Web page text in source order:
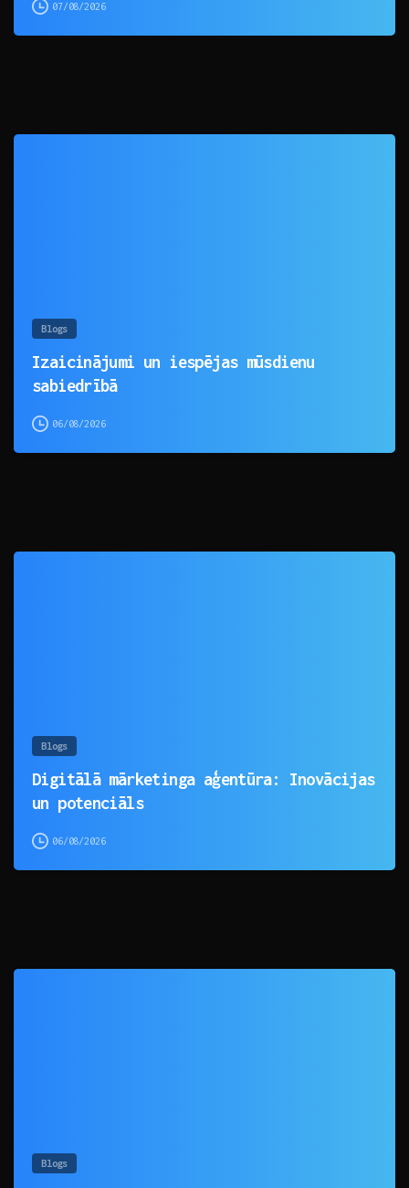
07/08/2026
Blogs
Izaicinājumi un iespējas mūsdienu
sabiedrībā
06/08/2026
Blogs
Digitālā mārketinga aģentūra: Inovācijas
un potenciāls
06/08/2026
Blogs